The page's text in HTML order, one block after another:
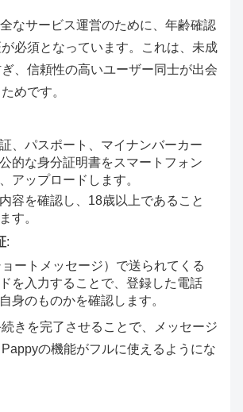
なサービス運営のために、年齢確認
必須となっています。これは、未成
、信頼性の高いユーザー同士が出会
めです。
、パスポート、マイナンバーカー
的な身分証明書をスマートフォン
アップロードします。
容を確認し、18歳以上であること
す。
:
ートメッセージ）で送られてくる
を入力することで、登録した電話
身のものかを確認します。
きを完了させることで、メッセージ
の機能がフルに使えるようにな